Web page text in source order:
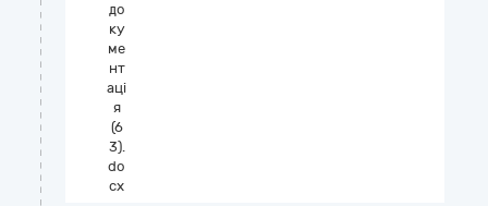
до
ку
ме
нт
аці
я
(6
3).
do
cx